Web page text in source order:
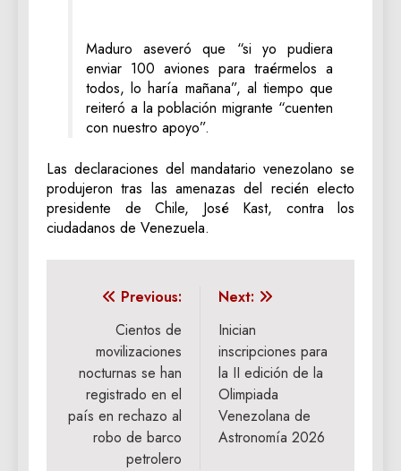
Maduro aseveró que “si yo pudiera
enviar 100 aviones para traérmelos a
todos, lo haría mañana”, al tiempo que
reiteró a la población migrante “cuenten
con nuestro apoyo”.
Las declaraciones del mandatario venezolano se
produjeron tras las amenazas del recién electo
presidente de Chile, José Kast, contra los
ciudadanos de Venezuela.
Navegación
entradas
Previous:
Cientos de
movilizaciones
nocturnas se han
registrado en el
país en rechazo al
robo de barco
petrolero
Next:
Inician
inscripciones para
la II edición de la
Olimpiada
Venezolana de
Astronomía 2026